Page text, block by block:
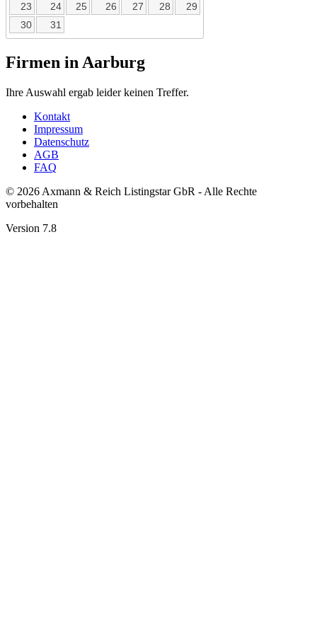
23
24 25 26 27 28
29
30
31
Firmen in Aarburg
Ihre Auswahl ergab leider keinen Treffer.
Kontakt
Impressum
Datenschutz
AGB
FAQ
© 2026 Axmann & Reich Listingstar GbR - Alle Rechte
vorbehalten
Version 7.8